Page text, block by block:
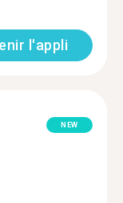
l'appli
NEW